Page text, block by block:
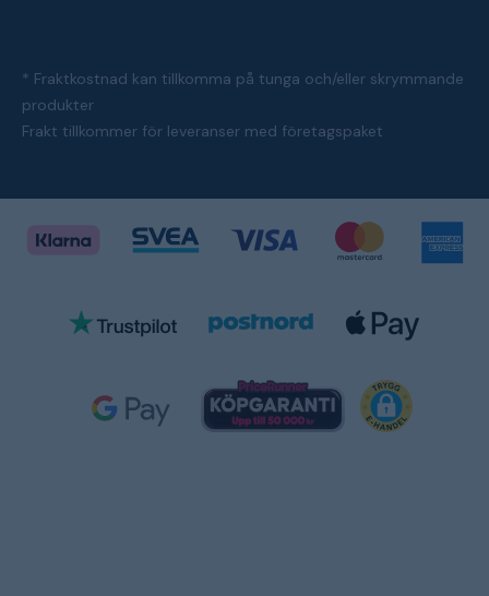
* Fraktkostnad kan tillkomma på tunga och/eller skrymmande
produkter
Frakt tillkommer för leveranser med företagspaket